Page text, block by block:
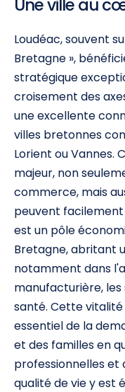
Une ville au
Loudéac, souvent
Bretagne »,
stratégique
croisement des
une excellente
villes bretonnes
Lorient ou Vannes.
majeur, non
commerce, mais
peuvent facilement
est un pôle
Bretagne, abritant
notamment dans
manufacturière,
santé. Cette
essentiel de la
et des familles en
professionnelles et
qualité de vie y est